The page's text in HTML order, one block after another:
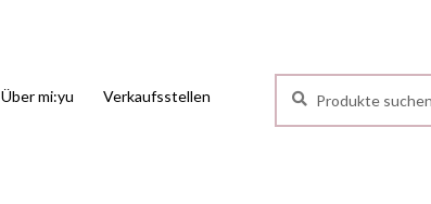
Über mi:yu Verkaufsstellen